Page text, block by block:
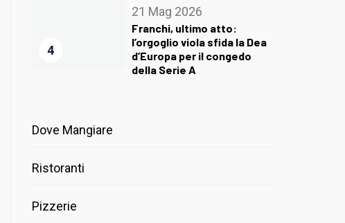
4
21 Mag 2026
Franchi, ultimo atto:
l’orgoglio viola sfida la Dea
d’Europa per il congedo
della Serie A
Dove Mangiare
Ristoranti
Pizzerie